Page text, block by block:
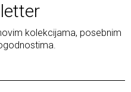
kolekcijama, posebnim